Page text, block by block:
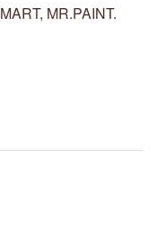
MR.PAINT.